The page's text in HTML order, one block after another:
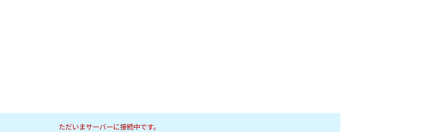
ただいまサーバーに接続中です。